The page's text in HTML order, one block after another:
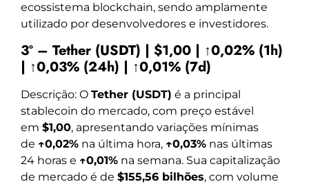
ecossistema blockchain, sendo amplamente
utilizado por desenvolvedores e investidores.
3º – Tether (USDT) | $1,00 | ↑0,02% (1h)
| ↑0,03% (24h) | ↑0,01% (7d)
Descrição: O Tether (USDT) é a principal
stablecoin do mercado, com preço estável
em $1,00, apresentando variações mínimas
de ↑0,02% na última hora, ↑0,03% nas últimas
24 horas e ↑0,01% na semana. Sua capitalização
de mercado é de $155,56 bilhões, com volume